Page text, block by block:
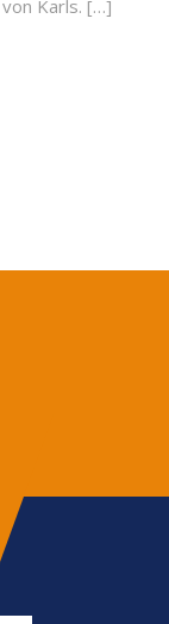
Karls. […]